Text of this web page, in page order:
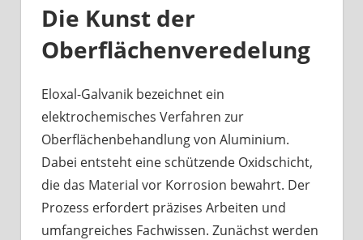
Die Kunst der
Oberflächenveredelung
Eloxal-Galvanik bezeichnet ein
elektrochemisches Verfahren zur
Oberflächenbehandlung von Aluminium.
Dabei entsteht eine schützende Oxidschicht,
die das Material vor Korrosion bewahrt. Der
Prozess erfordert präzises Arbeiten und
umfangreiches Fachwissen. Zunächst werden